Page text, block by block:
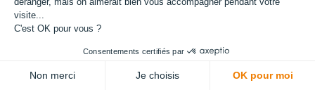
visite...
C'est OK pour vous ?
Consentements certifiés par
Non merci Je choisis OK pour moi